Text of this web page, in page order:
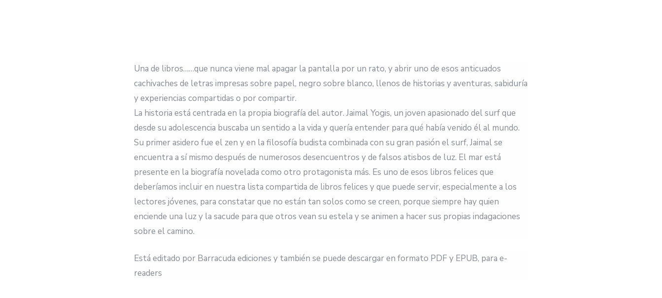
Una de libros……que nunca viene mal apagar la pantalla por un rato, y abrir uno de esos anticuados
cachivaches de letras impresas sobre papel, negro sobre blanco, llenos de historias y aventuras, sabiduría
y experiencias compartidas o por compartir.
La historia está centrada en la propia biografía del autor. Jaimal Yogis, un joven apasionado del surf que
desde su adolescencia buscaba un sentido a la vida y quería entender para qué había venido él al mundo.
Su primer asidero fue el zen y en la filosofía budista combinada con su gran pasión el surf, Jaimal se
encuentra a sí mismo después de numerosos desencuentros y de falsos atisbos de luz. El mar está
presente en la biografía novelada como otro protagonista más. Es uno de esos libros felices que
deberíamos incluir en nuestra lista compartida de libros felices y que puede servir, especialmente a los
lectores jóvenes, para constatar que no están tan solos como se creen, porque siempre hay quien
enciende una luz y la sacude para que otros vean su estela y se animen a hacer sus propias indagaciones
sobre el camino.
Está editado por Barracuda ediciones y también se puede descargar en formato PDF y EPUB, para e-
readers